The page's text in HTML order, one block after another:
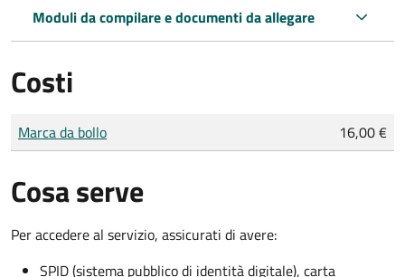
Moduli da compilare e documenti da allegare
Costi
Tipo di pagamento
Importo
Marca da bollo 16,00 €
Cosa serve
Per accedere al servizio, assicurati di avere:
SPID (sistema pubblico di identità digitale), carta